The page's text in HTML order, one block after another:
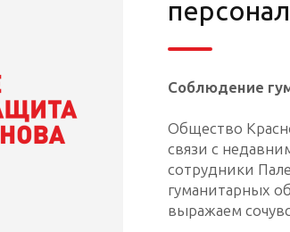
Соблюдение
Общество
связи с
сотрудники
гуманитарных
выражаем